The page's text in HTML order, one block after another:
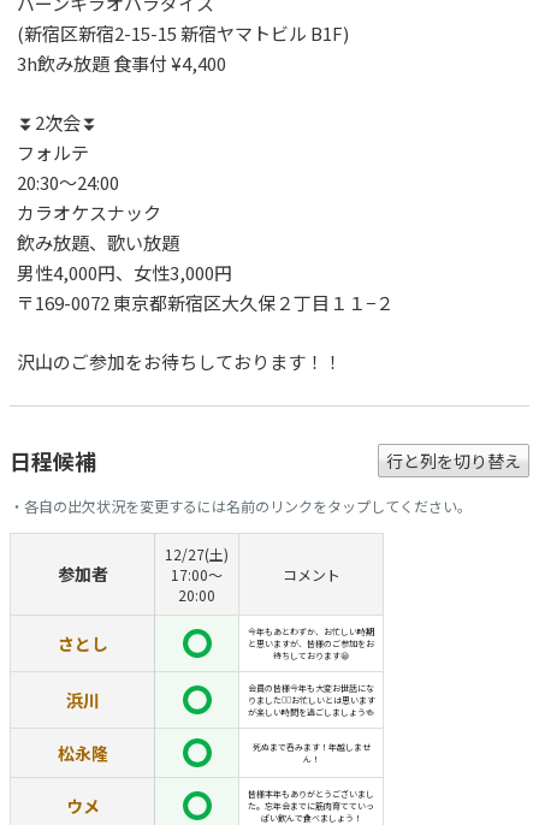
(新宿区新宿2-15-15 新宿ヤマトビル B1F)
3h飲み放題 食事付 ¥4,400
⏬2次会⏬
フォルテ
20:30〜24:00
カラオケスナック
飲み放題、歌い放題
男性4,000円、女性3,000円
〒169-0072 東京都新宿区大久保２丁目１１−２
沢山のご参加をお待ちしております！！
日程候補 行と列を切り替え
・各自の出欠状況を変更するには名前のリンクをタップしてください。
参加者
12/27(土)
17:00〜
20:00
コメント
さとし
今年もあとわずか、お忙しい時期
と思いますが、皆様のご参加をお
待ちしております😁
浜川
会員の皆様今年も大変お世話にな
りました🙇‍♂️お忙しいとは思います
が楽しい時間を過ごしましょう🍻
松永隆
死ぬまで呑みます！年越しませ
ん！
ウメ
皆様本年もありがとうございまし
た。忘年会までに筋肉育てていっ
ぱい飲んで食べましょう！